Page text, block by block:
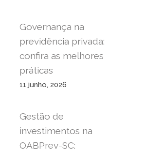
Governança na
previdência privada:
confira as melhores
práticas
11 junho, 2026
Gestão de
investimentos na
OABPrev-SC: